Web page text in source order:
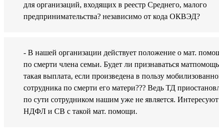
для организаций, входящих в реестр Среднего, малого
предпринимательства? независимо от кода ОКВЭД?
- В нашей организации действует положение о мат.
по смерти члена семьи. Будет ли признаваться
такая выплата, если произведена в пользу
сотрудника по смерти его матери??? Ведь ТД
по сути сотрудником нашим уже не является. Интересуют
НДФЛ и СВ с такой мат. помощи.